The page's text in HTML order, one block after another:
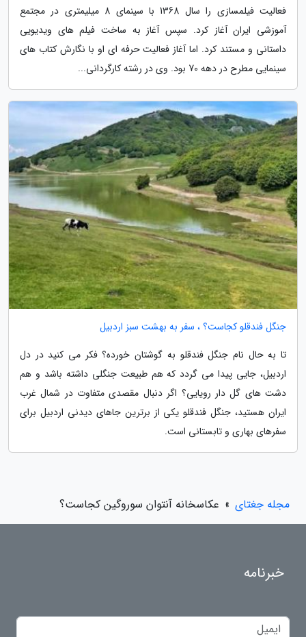
فعالیت فیلمسازی را سال 1368 با سینمای 8 میلیمتری در مجتمع
آموزشی ایران آغاز کرد. سپس آغاز به ساخت فیلم های ویدیویی
داستانی و مستند کرد. اما آغاز فعالیت حرفه ای او با نگارش کتاب های
سینمایی مطرح در دهه 70 بود. وی در رشته کارگردانی...
جنگل فندقلو کجاست؟ ، سفر به بهشت سبز اردبیل
تا به حال نام جنگل فندقلو به گوشتان خورده؟ فکر می کنید در دل
اردبیل، جایی پیدا می گردد که هم طبیعت جنگلی داشته باشد و هم
دشت های گل دار رویایی؟ اگر دنبال مقصدی متفاوت در شمال غرب
ایران هستید، جنگل فندقلو یکی از برترین جاهای دیدنی اردبیل برای
سفرهای بهاری و تابستانی است.
مجله جغتای » عکاسخانه آنتوان سوروگین کجاست؟
خبرنامه